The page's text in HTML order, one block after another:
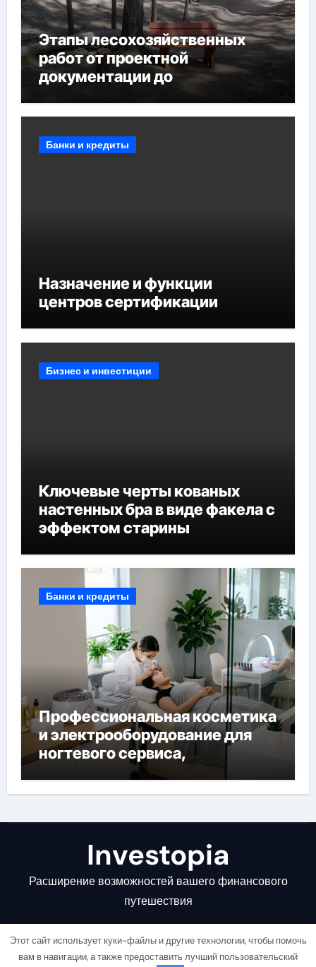
Этапы лесохозяйственных
работ от проектной
документации до
мероприятий и обустройства
Банки и кредиты
Назначение и функции
центров сертификации
Бизнес и инвестиции
Ключевые черты кованых
настенных бра в виде факела с
эффектом старины
Банки и кредиты
Профессиональная косметика
и электрооборудование для
ногтевого сервиса,
наращивания ресниц и
депиляции
Investopia
Расширение возможностей вашего финансового
путешествия
Этот сайт использует куки-файлы и другие технологии, чтобы помочь
вам в навигации, а также предоставить лучший пользовательский